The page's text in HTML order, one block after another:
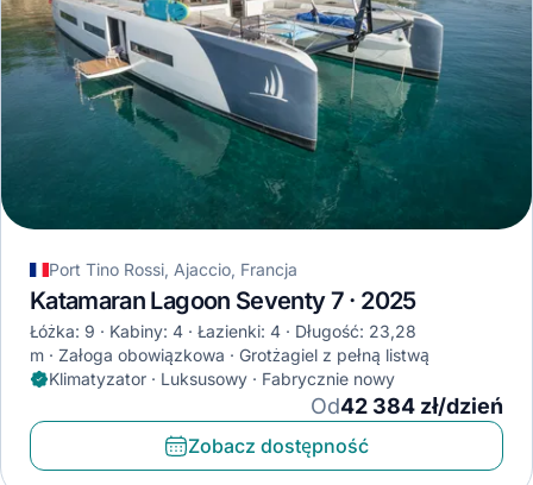
Port Tino Rossi, Ajaccio, Francja
Katamaran Lagoon Seventy 7 · 2025
Łóżka: 9 Kabiny: 4 Łazienki: 4
Długość: 23,28
m
Załoga obowiązkowa
Grotżagiel z pełną listwą
Klimatyzator · Luksusowy · Fabrycznie nowy
Od42 384 zł/dzień
Zobacz dostępność